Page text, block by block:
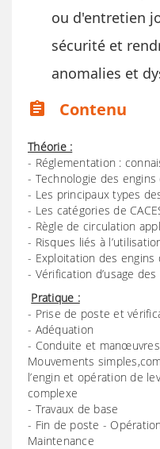
ou d'entretien
sécurité et
anomalies et
assignment
Contenu
Théorie :
- Réglementation :
- Technologie des
- Les principaux types
- Les catégories de
- Règle de circulation
- Risques liés à
- Exploitation des engins
- Vérification d’usage
Pratique :
- Prise de poste et
- Adéquation
- Conduite et
Mouvements
l’engin et opération de
complexe
- Travaux de base
- Fin de poste -
Maintenance